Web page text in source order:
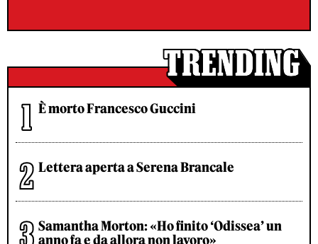
È morto Francesco Guccini
Lettera aperta a Serena Brancale
Samantha Morton: «Ho finito ‘Odissea’ un
anno fa e da allora non lavoro»